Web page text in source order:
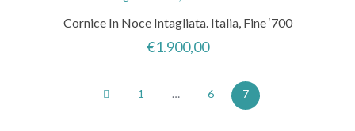
Cornice In Noce Intagliata. Italia, Fine ‘700
€1.900,00
1 … 6 7